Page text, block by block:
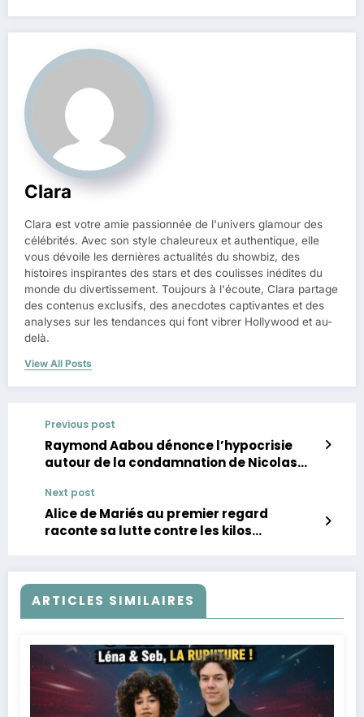
Clara
Clara est votre amie passionnée de l'univers glamour des
célébrités. Avec son style chaleureux et authentique, elle
vous dévoile les dernières actualités du showbiz, des
histoires inspirantes des stars et des coulisses inédites du
monde du divertissement. Toujours à l'écoute, Clara partage
des contenus exclusifs, des anecdotes captivantes et des
analyses sur les tendances qui font vibrer Hollywood et au-
delà.
View All Posts
Previous post
Raymond Aabou dénonce l’hypocrisie
autour de la condamnation de Nicolas
Next post
Alice de Mariés au premier regard
raconte sa lutte contre les kilos
ARTICLES SIMILAIRES